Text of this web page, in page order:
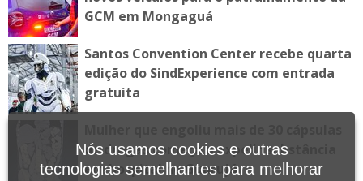
GCM em Mongaguá
Santos Convention Center recebe quarta
edição do SindExperience com entrada
gratuita
de drogas começa a expelir substância
em hospital no Guarujá
Nós usamos cookies e outras
tecnologias semelhantes para melhorar